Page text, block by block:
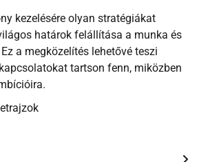
kezelésére olyan stratégiákat
határok felállítása a munka és
a megközelítés lehetővé teszi
tartson fenn, miközben